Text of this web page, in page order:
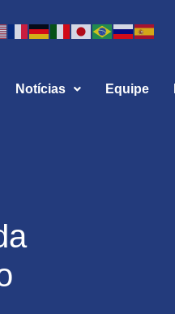
Notícias Equipe